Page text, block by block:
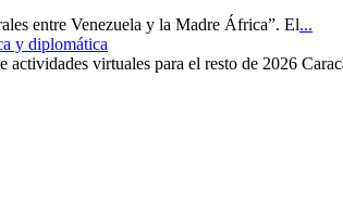
entre Venezuela y la Madre África”. El...
y diplomática
virtuales para el resto de 2026